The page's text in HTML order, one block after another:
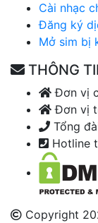
Cài nhạc
Đăng ký
Mở sim bị
THÔNG
Đơn vị
Đơn vị
Tổng
Hotline
Copyright